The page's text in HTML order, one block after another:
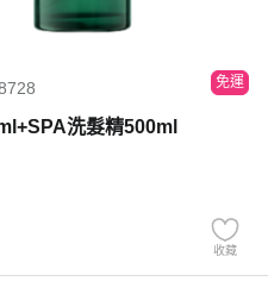
免運
洗髮精500ml
收藏